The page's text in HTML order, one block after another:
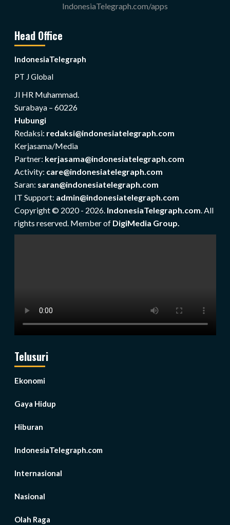
IndonesiaTelegraph.com/apps
Head Office
IndonesiaTelegraph
PT J Global
Jl HR Muhammad.
Surabaya – 60226
Hubungi
Redaksi: redaksi@indonesiatelegraph.com
Kerjasama/Media
Partner: kerjasama@indonesiatelegraph.com
Activity: care@indonesiatelegraph.com
Saran: saran@indonesiatelegraph.com
IT Support: admin@indonesiatelegraph.com
Copyright © 2020 - 2026. IndonesiaTelegraph.com. All
rights reserved. Member of DigiMedia Group.
Telusuri
Ekonomi
Gaya Hidup
Hiburan
IndonesiaTelegraph.com
Internasional
Nasional
Olah Raga